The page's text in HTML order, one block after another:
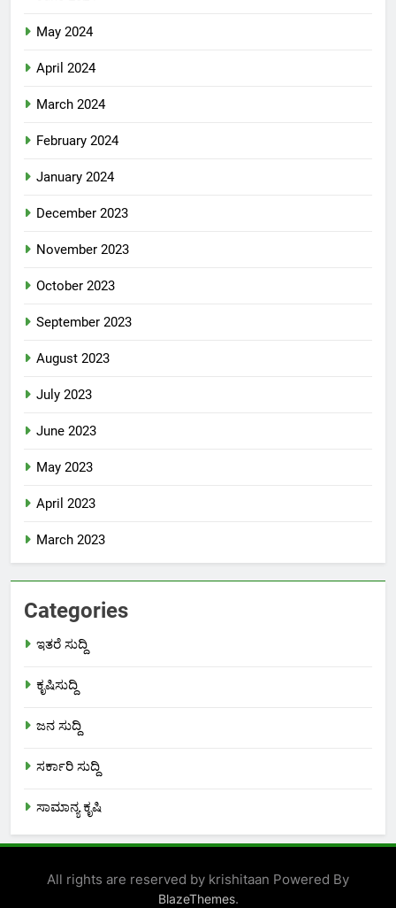
May 2024
April 2024
March 2024
February 2024
January 2024
December 2023
November 2023
October 2023
September 2023
August 2023
July 2023
June 2023
May 2023
April 2023
March 2023
Categories
ಇತರೆ ಸುದ್ದಿ
ಕೃಷಿಸುದ್ದಿ
ಜನ ಸುದ್ದಿ
ಸರ್ಕಾರಿ ಸುದ್ದಿ
ಸಾಮಾನ್ಯ ಕೃಷಿ
All rights are reserved by krishitaan Powered By
BlazeThemes.